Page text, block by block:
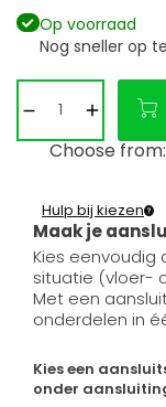
Op voorraad
Nog sneller op
Choose from:
Maak je
Hulp bij kiezen
Kies eenvoudig
situatie (vloer-
Met een
onderdelen in
Kies een
onder